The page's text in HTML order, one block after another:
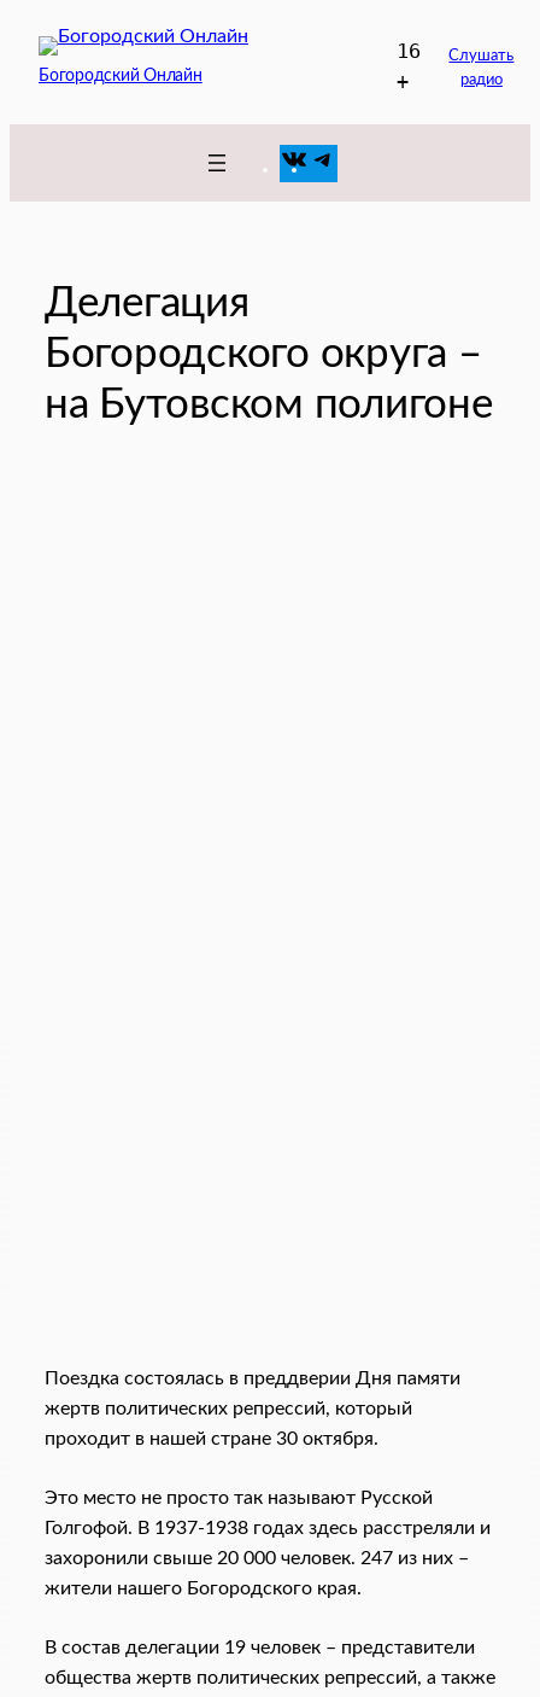
содержимому
Богородский Онлайн
16
+
Слушать
радио
VK
Делегация
Богородского округа –
на Бутовском полигоне
Поездка состоялась в преддверии Дня памяти
жертв политических репрессий, который
проходит в нашей стране 30 октября.
Это место не просто так называют Русской
Голгофой. В 1937-1938 годах здесь расстреляли и
захоронили свыше 20 000 человек. 247 из них –
жители нашего Богородского края.
В состав делегации 19 человек – представители
общества жертв политических репрессий, а также